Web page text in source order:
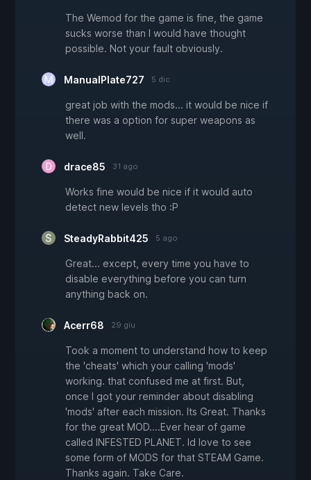
The Wemod for the game is fine, the game
sucks worse than I would have thought
possible. Not your fault obviously.
ManualPlate727 5 dic
great job with the mods... it would be nice if
there was a option for super weapons as
well.
drace85 31 ago
Works fine would be nice if it would auto
detect new levels tho :P
SteadyRabbit425 5 ago
Great... except, every time you have to
disable everything before you can turn
anything back on.
Acerr68 29 giu
Took a moment to understand how to keep
the 'cheats' which your calling 'mods'
working. that confused me at first. But,
once I got your reminder about disabling
'mods' after each mission. Its Great. Thanks
for the great MOD....Ever hear of game
called INFESTED PLANET. Id love to see
some form of MODS for that STEAM Game.
Thanks again. Take Care.